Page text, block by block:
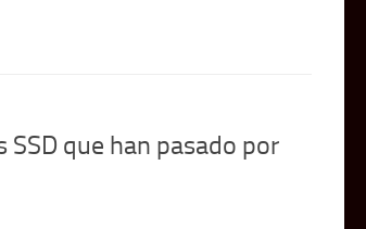
SSD que han pasado por